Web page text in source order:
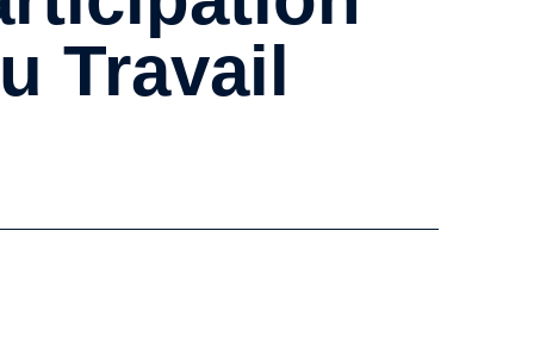
Travail